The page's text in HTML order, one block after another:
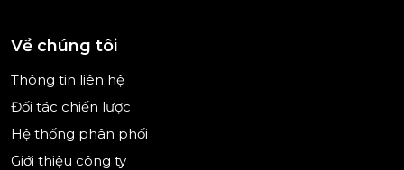
Về chúng tôi
Thông tin liên hệ
Đối tác chiến lược
Hệ thống phân phối
Giới thiệu công ty